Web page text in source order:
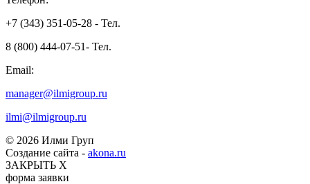
+7 (343) 351-05-28 - Тел.
8 (800) 444-07-51- Тел.
Email:
manager@ilmigroup.ru
ilmi@ilmigroup.ru
© 2026 Илми Груп
Создание сайта - akona.ru
ЗАКРЫТЬ Х
форма заявки